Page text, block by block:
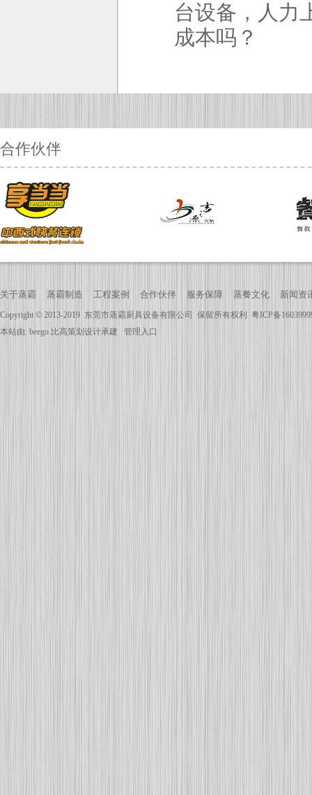
台设备，人力
成本吗？
合作伙伴
关于蒸霸 蒸霸制造 工程案例 合作伙伴 服务保障 蒸餐文化 新闻资
Copyright © 2013-2019 东莞市蒸霸厨具设备有限公司 保留所有权利 粤ICP备
本站由: beego.比高策划设计承建 管理入口